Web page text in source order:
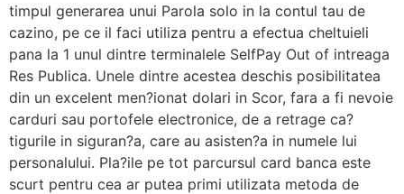
timpul generarea unui Parola solo in la contul tau de
cazino, pe ce il faci utiliza pentru a efectua cheltuieli
pana la 1 unul dintre terminalele SelfPay Out of intreaga
Res Publica. Unele dintre acestea deschis posibilitatea
din un excelent men?ionat dolari in Scor, fara a fi nevoie
carduri sau portofele electronice, de a retrage ca?
tigurile in siguran?a, care au asisten?a in numele lui
personalului. Pla?ile pe tot parcursul card banca este
scurt pentru cea ar putea primi utilizata metoda de